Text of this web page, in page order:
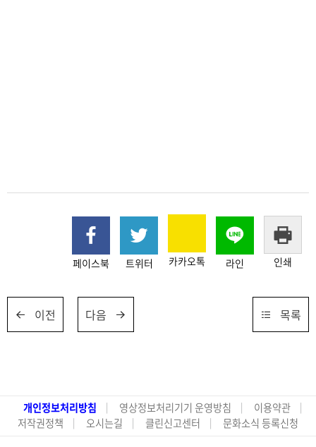
페이스북 트위터 카카오톡 라인 인쇄
이전 다음 목록
개인정보처리방침 영상정보처리기기 운영방침
이용약관
저작권정책
오시는길 클린신고센터 문화소식 등록신청